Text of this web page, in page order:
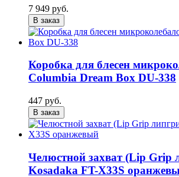
7 949 руб.
В заказ
Коробка для блесен
Columbia Dream Box DU-338
447 руб.
В заказ
Челюстной захват (Lip Grip
Kosadaka FT-X33S